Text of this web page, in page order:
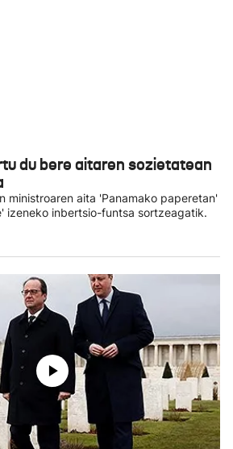
du bere aitaren sozietatean
ministroaren aita 'Panamako paperetan'
izeneko inbertsio-funtsa sortzeagatik.